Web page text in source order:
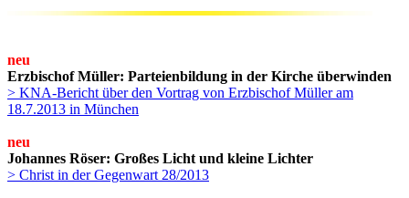
neu
Erzbischof Müller: Parteienbildung in der Kirche überwinden
> KNA-Bericht über den Vortrag von Erzbischof Müller am
18.7.2013 in München
neu
Johannes Röser: Großes Licht und kleine Lichter
> Christ in der Gegenwart 28/2013